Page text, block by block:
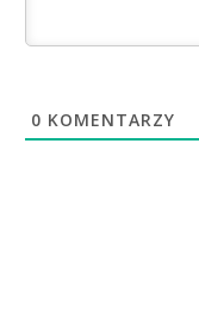
0 KOMENTARZY